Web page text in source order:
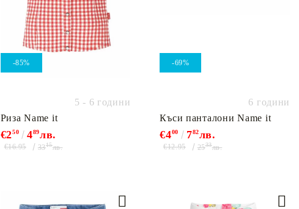
-85%
5 - 6 години
Риза Name it
€250 489лв.
€16.95 3315лв.
-69%
6 години
Къси панталони Name it
€400 782лв.
€12.95 2533лв.